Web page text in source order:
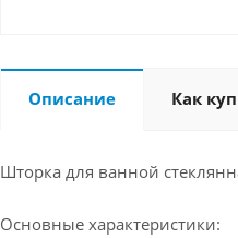
Описание Как
Шторка для ванной
Основные характеристики: